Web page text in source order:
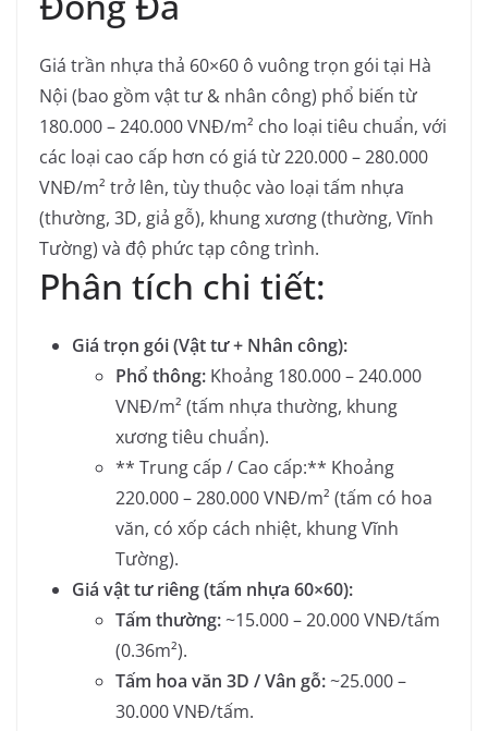
Giá trần nhựa thả 60×60 ô vuông trọn gói tại Hà
Nội (bao gồm vật tư & nhân công) phổ biến từ
180.000 – 240.000 VNĐ/m² cho loại tiêu chuẩn, với
các loại cao cấp hơn có giá từ 220.000 – 280.000
VNĐ/m² trở lên, tùy thuộc vào loại tấm nhựa
(thường, 3D, giả gỗ), khung xương (thường, Vĩnh
Tường) và độ phức tạp công trình.
Phân tích chi tiết:
Giá trọn gói (Vật tư + Nhân công):
Phổ thông: Khoảng 180.000 – 240.000
VNĐ/m² (tấm nhựa thường, khung
xương tiêu chuẩn).
** Trung cấp / Cao cấp:** Khoảng
220.000 – 280.000 VNĐ/m² (tấm có hoa
văn, có xốp cách nhiệt, khung Vĩnh
Tường).
Giá vật tư riêng (tấm nhựa 60×60):
Tấm thường:~15.000 – 20.000 VNĐ/tấm
(0.36m²).
Tấm hoa văn 3D / Vân gỗ:~25.000 –
30.000 VNĐ/tấm.